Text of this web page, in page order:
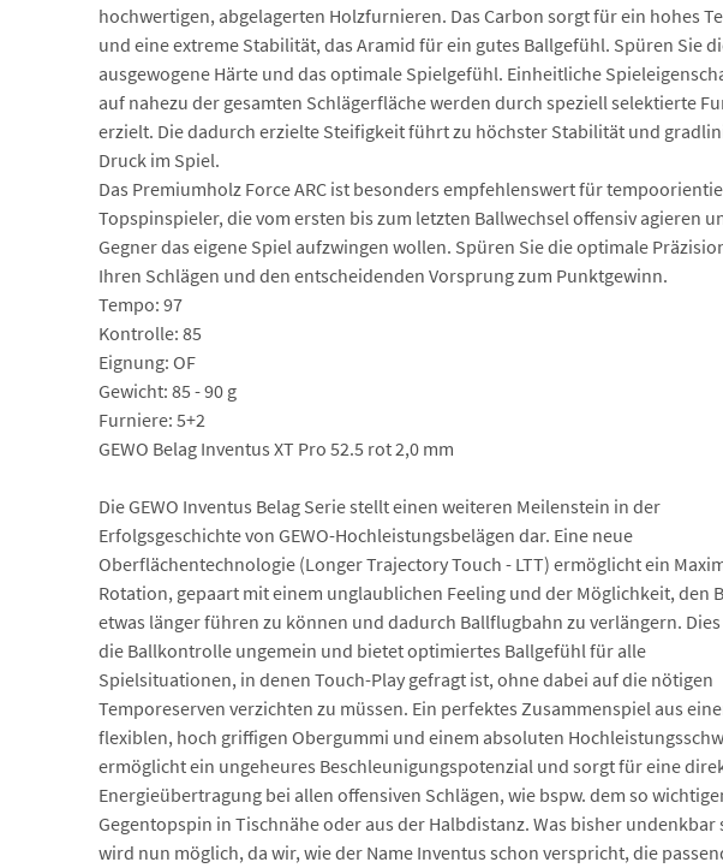
hochwertigen, abgelagerten Holzfurnieren. Das Carbon sorgt für ein hohes
und eine extreme Stabilität, das Aramid für ein gutes Ballgefühl. Spüren Sie
ausgewogene Härte und das optimale Spielgefühl. Einheitliche
auf nahezu der gesamten Schlägerfläche werden durch speziell selektierte
erzielt. Die dadurch erzielte Steifigkeit führt zu höchster Stabilität und
Druck im Spiel.
Das Premiumholz Force ARC ist besonders empfehlenswert für
Topspinspieler, die vom ersten bis zum letzten Ballwechsel offensiv agieren
Gegner das eigene Spiel aufzwingen wollen. Spüren Sie die optimale
Ihren Schlägen und den entscheidenden Vorsprung zum Punktgewinn.
Tempo: 97
Kontrolle: 85
Eignung: OF
Gewicht: 85 - 90 g
Furniere: 5+2
GEWO Belag Inventus XT Pro 52.5 rot 2,0 mm
Die GEWO Inventus Belag Serie stellt einen weiteren Meilenstein in der
Erfolgsgeschichte von GEWO-Hochleistungsbelägen dar. Eine neue
Oberflächentechnologie (Longer Trajectory Touch - LTT) ermöglicht ein
Rotation, gepaart mit einem unglaublichen Feeling und der Möglichkeit, den
etwas länger führen zu können und dadurch Ballflugbahn zu verlängern.
die Ballkontrolle ungemein und bietet optimiertes Ballgefühl für alle
Spielsituationen, in denen Touch-Play gefragt ist, ohne dabei auf die nötigen
Temporeserven verzichten zu müssen. Ein perfektes Zusammenspiel aus
flexiblen, hoch griffigen Obergummi und einem absoluten
ermöglicht ein ungeheures Beschleunigungspotenzial und sorgt für eine
Energieübertragung bei allen offensiven Schlägen, wie bspw. dem so
Gegentopspin in Tischnähe oder aus der Halbdistanz. Was bisher undenkbar
wird nun möglich, da wir, wie der Name Inventus schon verspricht, die